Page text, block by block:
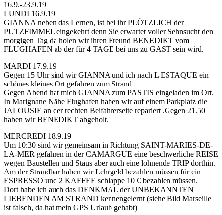
16.9.-23.9.19
LUNDI 16.9.19
GIANNA neben das Lernen, ist bei ihr PLÖTZLICH der
PUTZFIMMEL eingekehrt denn Sie erwartet voller Sehnsucht den
morgigen Tag da holen wir ihren Freund BENEDIKT vom
FLUGHAFEN ab der für 4 TAGE bei uns zu GAST sein wird.
MARDI 17.9.19
Gegen 15 Uhr sind wir GIANNA und ich nach L ESTAQUE ein
schönes kleines Ort gefahren zum Strand .
Gegen Abend hat mich GIANNA zum PASTIS eingeladen im Ort.
In Marignane Nähe Flughafen haben wir auf einem Parkplatz die
JALOUSIE an der rechten Beifahrerseite repariert .Gegen 21.50
haben wir BENEDIKT abgeholt.
MERCREDI 18.9.19
Um 10:30 sind wir gemeinsam in Richtung SAINT-MARIES-DE-
LA-MER gefahren in der CAMARGUE eine beschwerliche REISE
wegen Baustellen und Staus aber auch eine lohnende TRIP dorthin.
Am der Strandbar haben wir Lehrgeld bezahlen müssen für ein
ESPRESSO und 2 KAFFEE schlappe 10 € bezahlen müssen.
Dort habe ich auch das DENKMAL der UNBEKANNTEN
LIEBENDEN AM STRAND kennengelernt (siehe Bild Marseille
ist falsch, da hat mein GPS Urlaub gehabt)